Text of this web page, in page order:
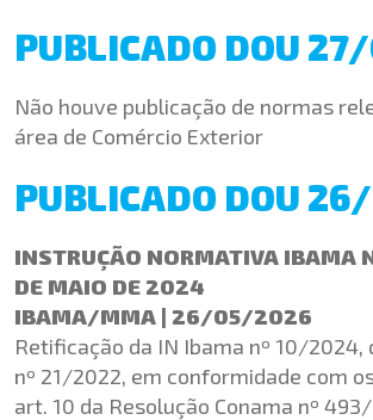
PUBLICADO DOU
Não houve publicação de normas
área de Comércio Exterior
PUBLICADO DOU
INSTRUÇÃO NORMATIVA IBAMA
DE MAIO DE 2024
IBAMA/MMA | 26/05/2026
Retificação da IN Ibama nº 10/2024,
nº 21/2022, em conformidade com
art. 10 da Resolução Conama nº